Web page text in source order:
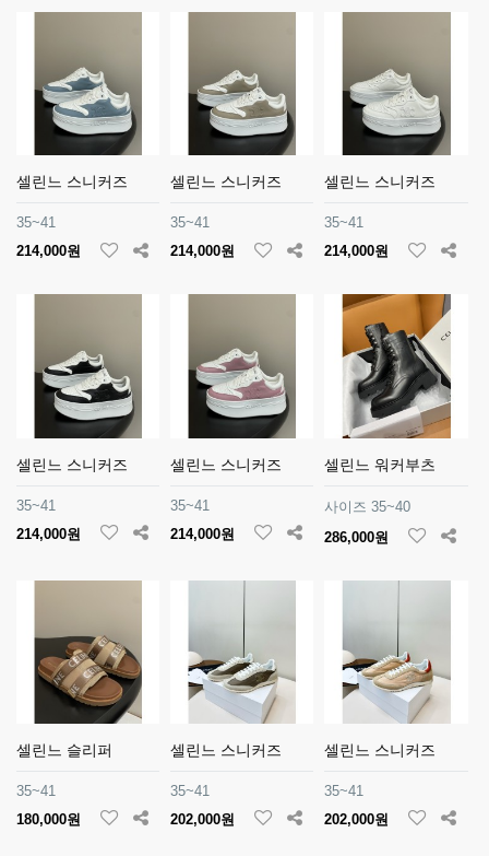
셀린느 스니커즈
35~41
214,000원
셀린느 스니커즈
35~41
214,000원
셀린느 스니커즈
35~41
214,000원
셀린느 스니커즈
35~41
214,000원
셀린느 스니커즈
35~41
214,000원
셀린느 워커부츠
사이즈 35~40
286,000원
셀린느 슬리퍼
35~41
180,000원
셀린느 스니커즈
35~41
202,000원
셀린느 스니커즈
35~41
202,000원